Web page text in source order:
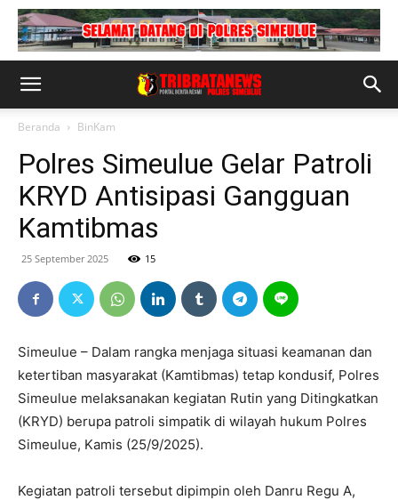
Beranda BinKam
Polres Simeulue Gelar Patroli
KRYD Antisipasi Gangguan
Kamtibmas
25 September 2025 15
Simeulue – Dalam rangka menjaga situasi keamanan dan
ketertiban masyarakat (Kamtibmas) tetap kondusif, Polres
Simeulue melaksanakan kegiatan Rutin yang Ditingkatkan
(KRYD) berupa patroli simpatik di wilayah hukum Polres
Simeulue, Kamis (25/9/2025).
Kegiatan patroli tersebut dipimpin oleh Danru Regu A,